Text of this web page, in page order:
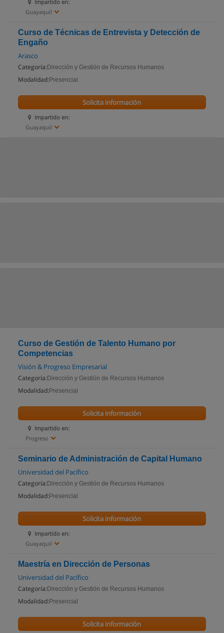
Impartido en:
Guayaquil
Curso de Técnicas de Entrevista y Detección de
Engaño
Arasco
Categoría: Dirección y Gestión de Recursos Humanos
Modalidad: Presencial
Impartido en:
Guayaquil
Solicita información
Curso de Gestión de Talento Humano por
Competencias
Visión & Progreso Empresarial
Categoría: Dirección y Gestión de Recursos Humanos
Modalidad: Presencial
Impartido en:
Progreso
Solicita información
Seminario de Administración de Capital Humano
Universidad del Pacífico
Categoría: Dirección y Gestión de Recursos Humanos
Modalidad: Presencial
Impartido en:
Guayaquil
Solicita información
Maestría en Dirección de Personas
Universidad del Pacífico
Categoría: Dirección y Gestión de Recursos Humanos
Modalidad: Presencial
Solicita información